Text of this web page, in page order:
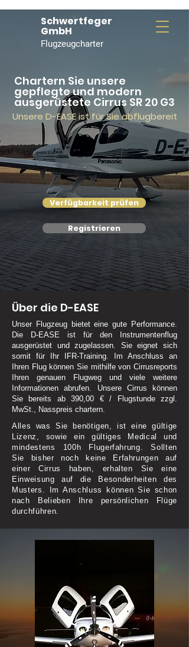
Schwertfeger
GmbH
Flugzeugcharter
Chartern Sie unsere
gepflegte und modern
ausgerüstete Cirrus SR 20 G3
Unsere D-EASE ist für Sie abflugbereit
Verfügbarkeit prüfen
Registrieren
Über die D-EASE
Unser Flugzeug bietet eine gute Performance.
Die D-EASE ist für den Instrumentenflug
ausgerüstet und zugelassen. Sie eignet sich
somit für Ihr IFR-Training. Im Anschluss an
Ihren Flug können Sie mithilfe von Cirrusreports
Ihren genauen Flugweg und viele weitere
Informationen abrufen. Unsere Cirrus können
Sie bereits ab 390,00 € / Flugstunde zzgl.
MwSt., Nasspreis chartern.
Alles was Sie benötigen, ist eine gültige
Lizenz, sowie ein gültiges Medical und
mindestens 100h Flugerfahrung. Sollten
Sie bisher noch keine Erfahrungen auf
einer Cirrus haben, erhalten Sie eine
Einweisung auf die Besonderheiten des
Musters. Im Anschluss können Sie schon
nach Belieben Ihre persönlichen Flüge
durchführen.